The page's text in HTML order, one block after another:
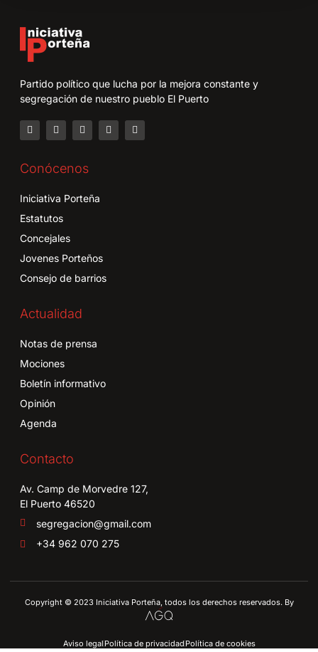
Partido político que lucha por la mejora constante y
segregación de nuestro pueblo El Puerto
Conócenos
Iniciativa Porteña
Estatutos
Concejales
Jovenes Porteños
Consejo de barrios
Actualidad
Notas de prensa
Mociones
Boletín informativo
Opinión
Agenda
Contacto
Av. Camp de Morvedre 127,
El Puerto 46520
segregacion@gmail.com
+34 962 070 275
Copyright © 2023 Iniciativa Porteña, todos los derechos reservados. By
Aviso legalPolítica de privacidadPolítica de cookies